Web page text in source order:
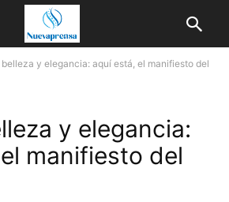
y elegancia: aquí está, el manifiesto del
y elegancia:
manifiesto del